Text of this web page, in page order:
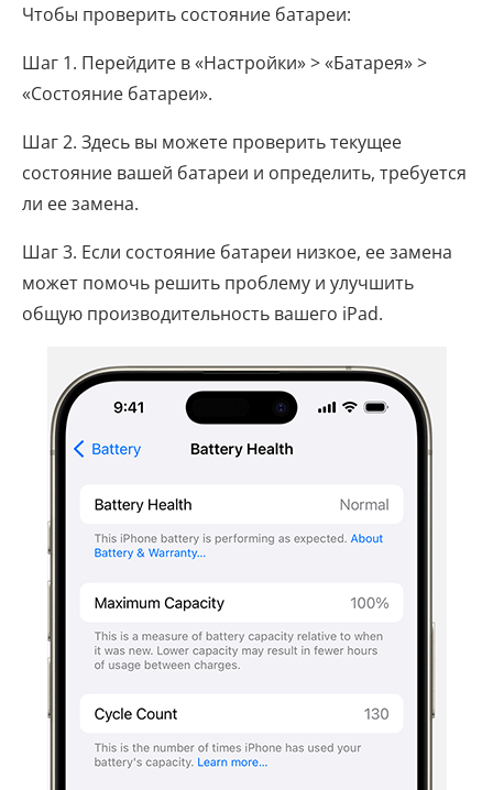
Чтобы проверить состояние батареи:
Шаг 1. Перейдите в «Настройки» > «Батарея» >
«Состояние батареи».
Шаг 2. Здесь вы можете проверить текущее
состояние вашей батареи и определить, требуется
ли ее замена.
Шаг 3. Если состояние батареи низкое, ее замена
может помочь решить проблему и улучшить
общую производительность вашего iPad.